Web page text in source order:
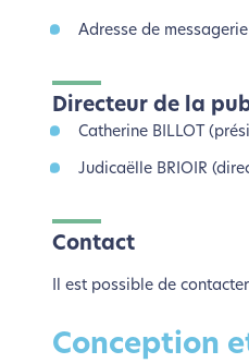
Adresse de
Directeur de la
Catherine BILLOT
Judicaëlle BRIOIR
Contact
Il est possible de
Conception